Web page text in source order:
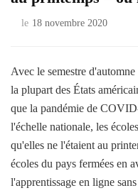
le 18 novembre 2020
Avec le semestre
la plupart des États
que la pandémie de
l'échelle nationale, les
qu'elles ne l'étaient au
écoles du pays fermées en
l'apprentissage en ligne